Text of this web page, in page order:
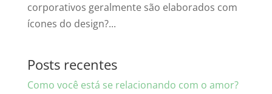
corporativos geralmente são elaborados com
ícones do design?...
Posts recentes
Como você está se relacionando com o amor?